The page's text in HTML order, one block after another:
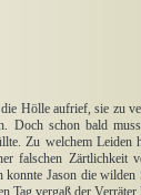
Hölle aufrief, sie zu
schon bald
Zu welchem Leiden
falschen Zärtlichkeit
Jason die
Tag vergaß der